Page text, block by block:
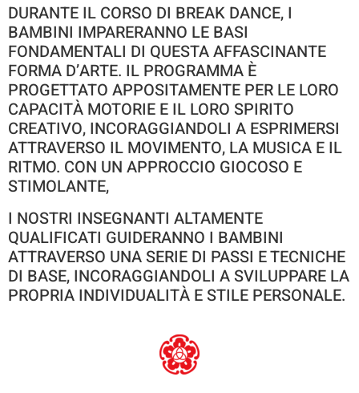
DURANTE IL CORSO DI BREAK DANCE, I
BAMBINI IMPARERANNO LE BASI
FONDAMENTALI DI QUESTA AFFASCINANTE
FORMA D’ARTE. IL PROGRAMMA È
PROGETTATO APPOSITAMENTE PER LE LORO
CAPACITÀ MOTORIE E IL LORO SPIRITO
CREATIVO, INCORAGGIANDOLI A ESPRIMERSI
ATTRAVERSO IL MOVIMENTO, LA MUSICA E IL
RITMO. CON UN APPROCCIO GIOCOSO E
STIMOLANTE,
I NOSTRI INSEGNANTI ALTAMENTE
QUALIFICATI GUIDERANNO I BAMBINI
ATTRAVERSO UNA SERIE DI PASSI E TECNICHE
DI BASE, INCORAGGIANDOLI A SVILUPPARE LA
PROPRIA INDIVIDUALITÀ E STILE PERSONALE.